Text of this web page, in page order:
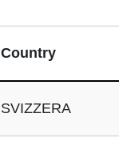
Country
SVIZZERA